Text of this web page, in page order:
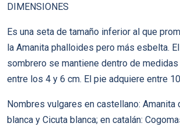
DIMENSIONES
Es una seta de tamaño inferior al que
la Amanita phalloides pero más esbelta.
sombrero se mantiene dentro de medidas
entre los 4 y 6 cm. El pie adquiere entre
Nombres vulgares en castellano: Amanita
blanca y Cicuta blanca; en catalán: